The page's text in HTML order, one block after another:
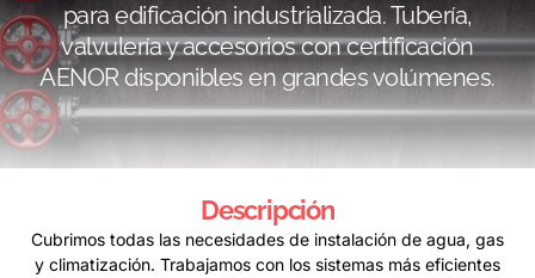
para edificación industrializada. Tubería,
valvulería y accesorios con certificación
AENOR disponibles en grandes volúmenes.
Descripción
Cubrimos todas las necesidades de instalación de agua, gas
y climatización. Trabajamos con los sistemas más eficientes